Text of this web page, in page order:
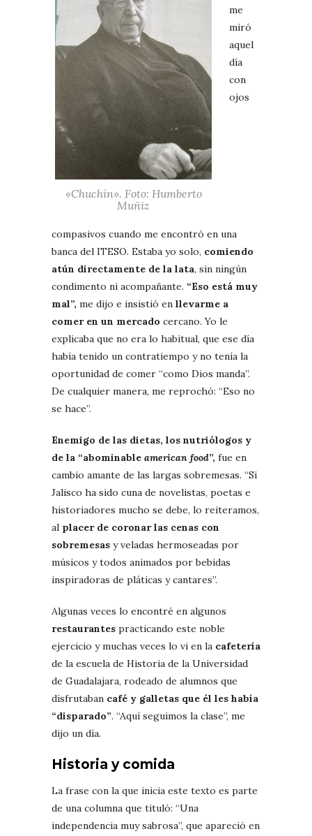
«Chuchín». Foto: Humberto
Muñiz
me
miró
aquel
día
con
ojos
compasivos cuando me encontró en una
banca del ITESO. Estaba yo solo, comiendo
atún directamente de la lata, sin ningún
condimento ni acompañante. “Eso está muy
mal”, me dijo e insistió en llevarme a
comer en un mercado cercano. Yo le
explicaba que no era lo habitual, que ese día
había tenido un contratiempo y no tenía la
oportunidad de comer “como Dios manda”.
De cualquier manera, me reprochó: “Eso no
se hace”.
Enemigo de las dietas, los nutriólogos y
de la “abominable american food”, fue en
cambio amante de las largas sobremesas. “Si
Jalisco ha sido cuna de novelistas, poetas e
historiadores mucho se debe, lo reiteramos,
al placer de coronar las cenas con
sobremesas y veladas hermoseadas por
músicos y todos animados por bebidas
inspiradoras de pláticas y cantares”.
Algunas veces lo encontré en algunos
restaurantes practicando este noble
ejercicio y muchas veces lo vi en la cafetería
de la escuela de Historia de la Universidad
de Guadalajara, rodeado de alumnos que
disfrutaban café y galletas que él les había
“disparado”. “Aquí seguimos la clase”, me
dijo un día.
Historia y comida
La frase con la que inicia este texto es parte
de una columna que tituló: “Una
independencia muy sabrosa”, que apareció en